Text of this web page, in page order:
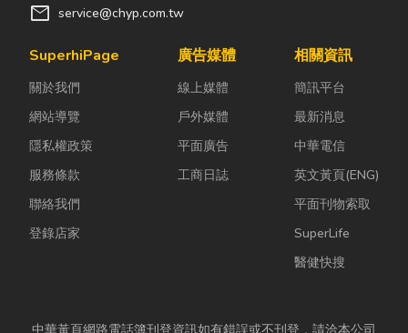
洽談桌椅 ✔ OA辦公傢俱相關
址：苗栗縣苗栗市正發路55號
服務專線：037-327425
mail service@chyp.com.tw
SuperhiPage
關於我們
網站導覽
隱私權政策
服務條款
聯絡我們
登錄店家
廣告媒體
線上媒體
戶外媒體
平面廣告
工商日誌
相關資訊
簡訊平台
最新消息
中華電信
英文黃頁(ENG)
平面刊物索取
SuperLife
醫健快搜